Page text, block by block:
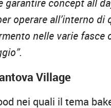
operare all’interno
nelle varie
Village
nei quali il tema